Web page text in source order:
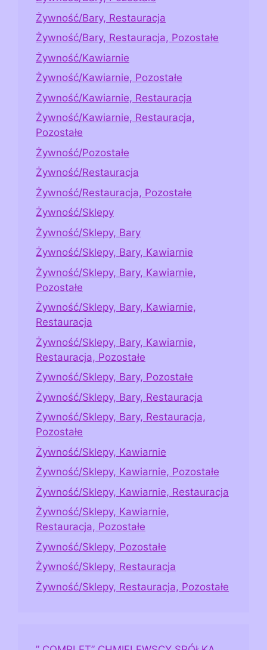
Żywność/Bary, Restauracja
Żywność/Bary, Restauracja, Pozostałe
Żywność/Kawiarnie
Żywność/Kawiarnie, Pozostałe
Żywność/Kawiarnie, Restauracja
Żywność/Kawiarnie, Restauracja,
Pozostałe
Żywność/Pozostałe
Żywność/Restauracja
Żywność/Restauracja, Pozostałe
Żywność/Sklepy
Żywność/Sklepy, Bary
Żywność/Sklepy, Bary, Kawiarnie
Żywność/Sklepy, Bary, Kawiarnie,
Pozostałe
Żywność/Sklepy, Bary, Kawiarnie,
Restauracja
Żywność/Sklepy, Bary, Kawiarnie,
Restauracja, Pozostałe
Żywność/Sklepy, Bary, Pozostałe
Żywność/Sklepy, Bary, Restauracja
Żywność/Sklepy, Bary, Restauracja,
Pozostałe
Żywność/Sklepy, Kawiarnie
Żywność/Sklepy, Kawiarnie, Pozostałe
Żywność/Sklepy, Kawiarnie, Restauracja
Żywność/Sklepy, Kawiarnie,
Restauracja, Pozostałe
Żywność/Sklepy, Pozostałe
Żywność/Sklepy, Restauracja
Żywność/Sklepy, Restauracja, Pozostałe